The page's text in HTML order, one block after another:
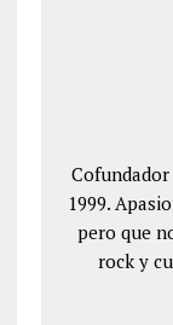
1999.
pero que
rock y